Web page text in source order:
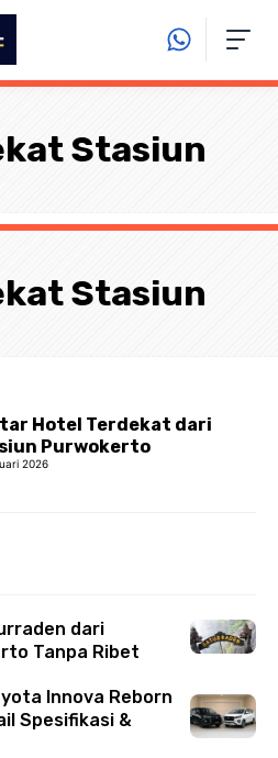
Stasiun
Stasiun
Hotel Terdekat dari
Purwokerto
2026
dari
Tanpa Ribet
Innova Reborn
Spesifikasi &